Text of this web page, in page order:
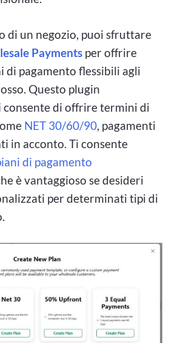
di un negozio, puoi sfruttare
Payments per offrire
pagamento flessibili agli
Questo plugin
di offrire termini di
NET 30/60/90, pagamenti
in acconto. Ti consente
di pagamento
è vantaggioso se desideri
per determinati tipi di